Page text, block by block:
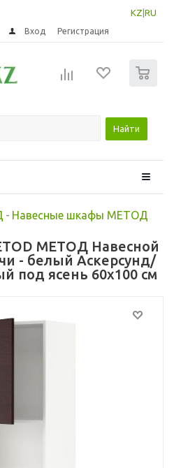
KZ RU
Вход Регистрация
Найти
- Навесные шкафы МЕТОД
МЕТОД Навесной
- белый Аскерсунд/
под ясень 60x100 см